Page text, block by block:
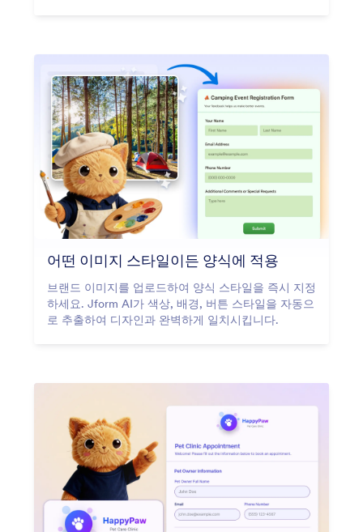
어떤 이미지 스타일이든 양식에 적용
브랜드 이미지를 업로드하여 양식 스타일을 즉시 지정
하세요. Jform AI가 색상, 배경, 버튼 스타일을 자동으
로 추출하여 디자인과 완벽하게 일치시킵니다.